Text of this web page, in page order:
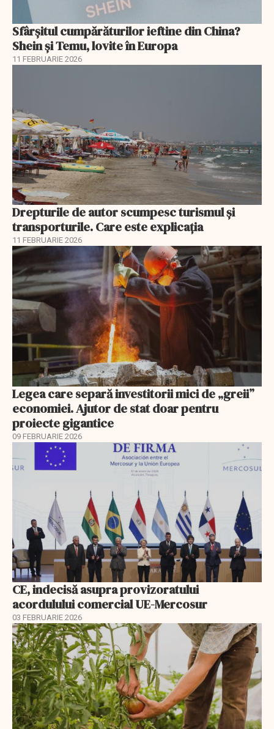
Sfârșitul cumpărăturilor ieftine din China?
Shein și Temu, lovite în Europa
11 FEBRUARIE 2026
Drepturile de autor scumpesc turismul și
transporturile. Care este explicația
11 FEBRUARIE 2026
Legea care separă investitorii mici de „greii”
economiei. Ajutor de stat doar pentru
proiecte gigantice
09 FEBRUARIE 2026
CE, indecisă asupra provizoratului
acordulului comercial UE-Mercosur
03 FEBRUARIE 2026